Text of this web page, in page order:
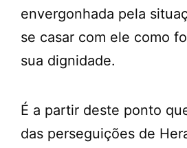
envergonhada pela
se casar com ele como
sua dignidade.
É a partir deste ponto
das perseguições de